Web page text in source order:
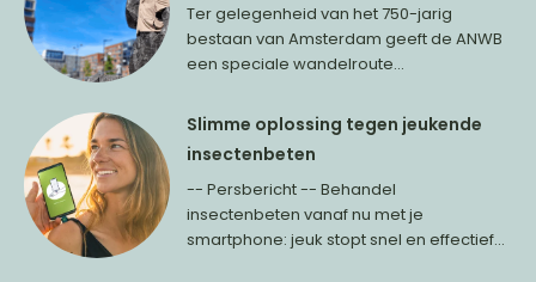
Ter gelegenheid van het 750-jarig
bestaan van Amsterdam geeft de ANWB
een speciale wandelroute...
Slimme oplossing tegen jeukende
insectenbeten
-- Persbericht -- Behandel
insectenbeten vanaf nu met je
smartphone: jeuk stopt snel en effectief...